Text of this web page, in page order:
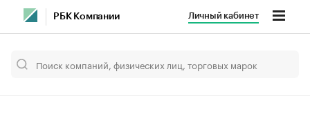
РБК Компании Личный кабинет